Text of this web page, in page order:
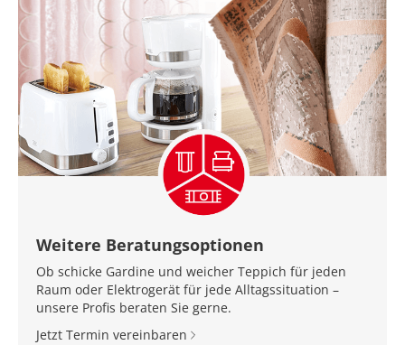
Weitere Beratungsoptionen
Ob schicke Gardine und weicher Teppich für jeden
Raum oder Elektrogerät für jede Alltagssituation –
unsere Profis beraten Sie gerne.
Jetzt Termin vereinbaren